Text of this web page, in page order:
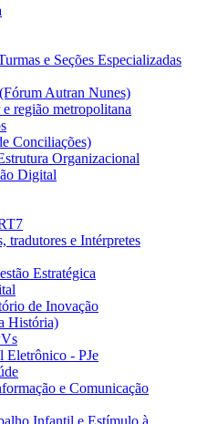
e Seções Especializadas
Autran Nunes)
região metropolitana
Conciliações)
Organizacional
Digital
tradutores e Intérpretes
Estratégica
de Inovação
História)
Eletrônico - PJe
e Comunicação
Infantil e Estímulo à